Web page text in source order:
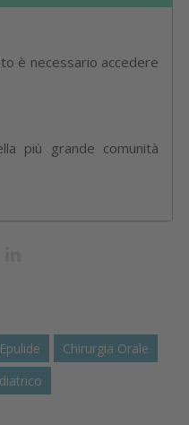
è necessario accedere
più grande comunità
Epulide
Chirurgia Orale